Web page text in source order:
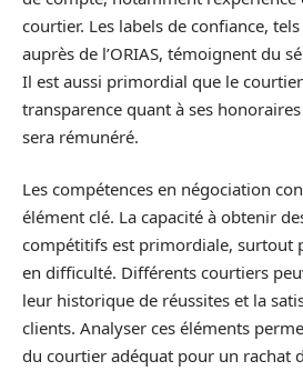
courtier. Les labels de confiance,
auprès de l’ORIAS, témoignent du
Il est aussi primordial que le
transparence quant à ses
sera rémunéré.
Les compétences en négociation
élément clé. La capacité à obtenir
compétitifs est primordiale, surtout
en difficulté. Différents courtiers
leur historique de réussites et la
clients. Analyser ces éléments
du courtier adéquat pour un rachat